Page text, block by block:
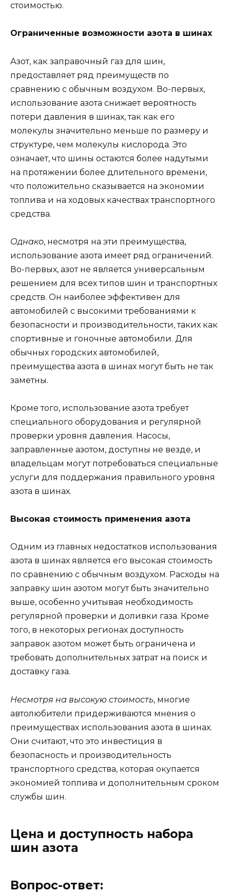
стоимостью.
Ограниченные возможности азота в шинах
Азот, как заправочный газ для шин,
предоставляет ряд преимуществ по
сравнению с обычным воздухом. Во-первых,
использование азота снижает вероятность
потери давления в шинах, так как его
молекулы значительно меньше по размеру и
структуре, чем молекулы кислорода. Это
означает, что шины остаются более надутыми
на протяжении более длительного времени,
что положительно сказывается на экономии
топлива и на ходовых качествах транспортного
средства.
Однако, несмотря на эти преимущества,
использование азота имеет ряд ограничений.
Во-первых, азот не является универсальным
решением для всех типов шин и транспортных
средств. Он наиболее эффективен для
автомобилей с высокими требованиями к
безопасности и производительности, таких как
спортивные и гоночные автомобили. Для
обычных городских автомобилей,
преимущества азота в шинах могут быть не так
заметны.
Кроме того, использование азота требует
специального оборудования и регулярной
проверки уровня давления. Насосы,
заправленные азотом, доступны не везде, и
владельцам могут потребоваться специальные
услуги для поддержания правильного уровня
азота в шинах.
Высокая стоимость применения азота
Одним из главных недостатков использования
азота в шинах является его высокая стоимость
по сравнению с обычным воздухом. Расходы на
заправку шин азотом могут быть значительно
выше, особенно учитывая необходимость
регулярной проверки и доливки газа. Кроме
того, в некоторых регионах доступность
заправок азотом может быть ограничена и
требовать дополнительных затрат на поиск и
доставку газа.
Несмотря на высокую стоимость, многие
автолюбители придерживаются мнения о
преимуществах использования азота в шинах.
Они считают, что это инвестиция в
безопасность и производительность
транспортного средства, которая окупается
экономией топлива и дополнительным сроком
службы шин.
Цена и доступность набора
шин азота
Вопрос-ответ: